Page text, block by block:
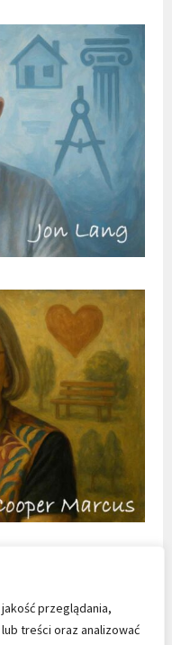
przeglądania,
treści oraz analizować